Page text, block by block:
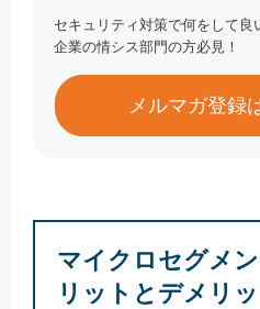
セキュリティ対策で何をして良
企業の情シス部門の方必見！
メルマガ登録
マイクロセグメ
リットとデメリッ